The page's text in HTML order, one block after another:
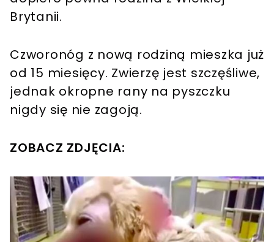
Brytanii.
Czworonóg z nową rodziną mieszka już
od 15 miesięcy. Zwierzę jest szczęśliwe,
jednak okropne rany na pyszczku
nigdy się nie zagoją.
ZOBACZ ZDJĘCIA: